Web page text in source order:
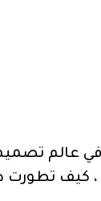
عالم تصميم
الآن ، كيف